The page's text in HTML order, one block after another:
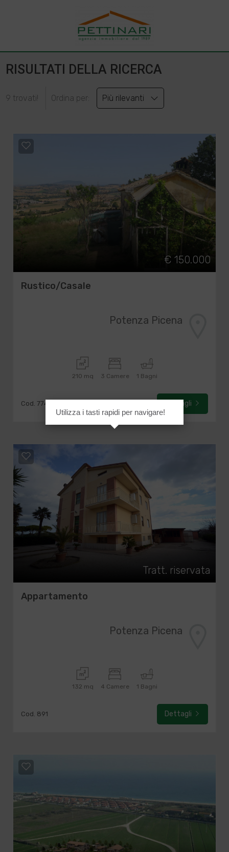
RISULTATI DELLA RICERCA
9 trovati! Ordina per: Più rilevanti
€ 150.000
Rustico/Casale
Potenza Picena
210 mq 3 Camere 1 Bagni
Cod. 774 Dettagli
Tratt. riservata
Appartamento
Potenza Picena
132 mq 4 Camere 1 Bagni
Cod. 891 Dettagli
Utilizza i tasti rapidi per navigare!